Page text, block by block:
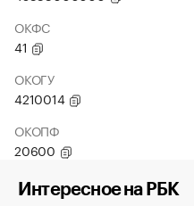
ОКФС
41
ОКОГУ
4210014
ОКОПФ
20600
Интересное на РБК